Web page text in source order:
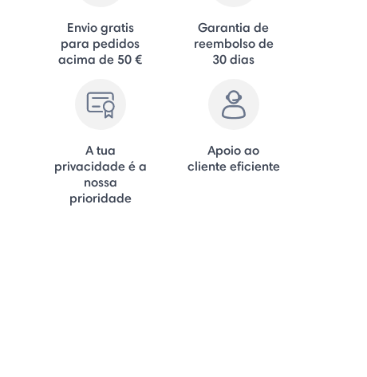
Envio gratis
para pedidos
acima de 50 €
Garantia de
reembolso de
30 dias
A tua
privacidade é a
nossa
prioridade
Apoio ao
cliente eficiente